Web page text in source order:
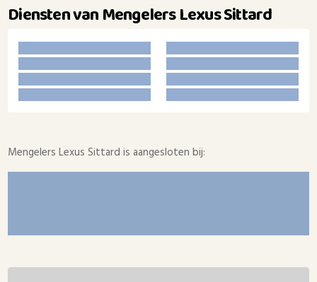
Diensten van Mengelers Lexus Sittard
Mengelers Lexus Sittard is aangesloten bij: